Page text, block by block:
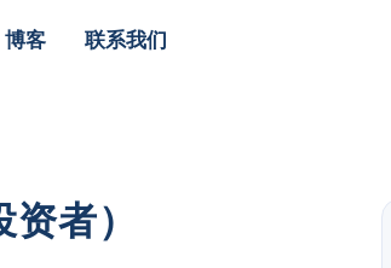
博客 联系我们
者）